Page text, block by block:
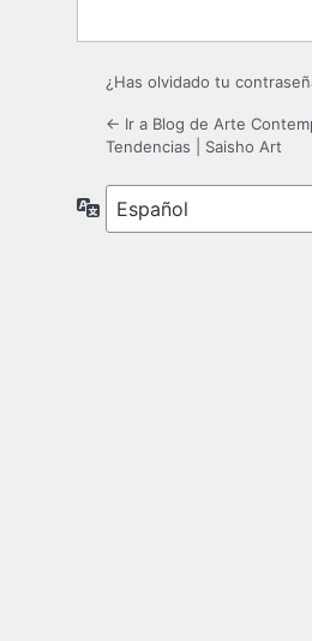
¿Has olvidado tu
← Ir a Blog de Arte
Tendencias | Saisho Art
Idioma